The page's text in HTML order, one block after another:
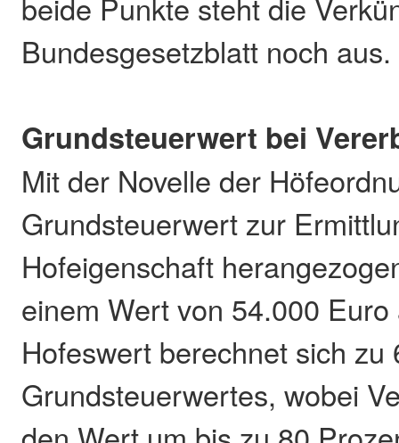
beide Punkte steht die
Bundesgesetzblatt noch aus.
Grundsteuerwert bei
Mit der Novelle der
Grundsteuerwert zur
Hofeigenschaft
einem Wert von 54.000
Hofeswert berechnet sich zu
Grundsteuerwertes, wobei